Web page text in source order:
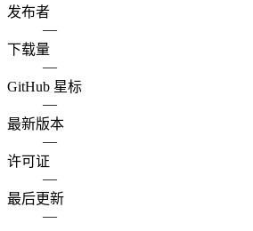
发布者
—
下载量
—
GitHub 星标
—
最新版本
—
许可证
—
最后更新
—